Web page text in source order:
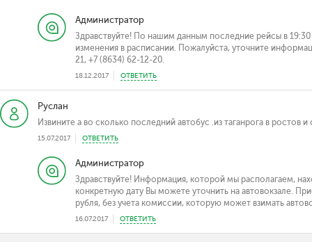
Администратор
Здравствуйте! По нашим данным последние рейсы в
изменения в расписании. Пожалуйста, уточните
21, +7 (8634) 62-12-20.
18.12.2017 ОТВЕТИТЬ
Руслан
Извините а во сколько последний автобус .из таганрога в ростов
15.07.2017 ОТВЕТИТЬ
Администратор
Здравствуйте! Информация, которой мы располагаем,
конкретную дату Вы можете уточнить на автовокзале.
рубля, без учета комиссии, которую может взимать
16.07.2017 ОТВЕТИТЬ